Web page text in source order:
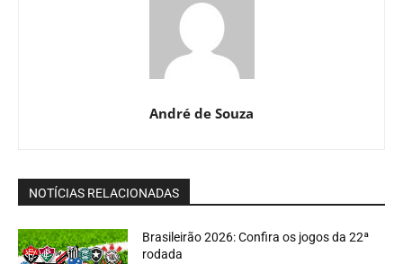
André de Souza
NOTÍCIAS RELACIONADAS
Brasileirão 2026: Confira os jogos da 22ª
rodada